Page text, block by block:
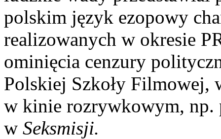
polskim język ezopowy
realizowanych w okresie
ominięcia cenzury
Polskiej Szkoły Filmowej,
w kinie rozrywkowym, np.
w Seksmisji.